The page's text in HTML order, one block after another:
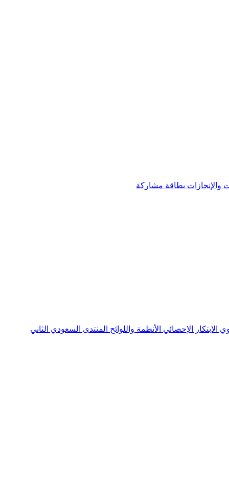
والإنجازات بطاقة مشاركة
الابتكار الإحصائي الأنظمة واللوائح المنتدى السعودي الثاني